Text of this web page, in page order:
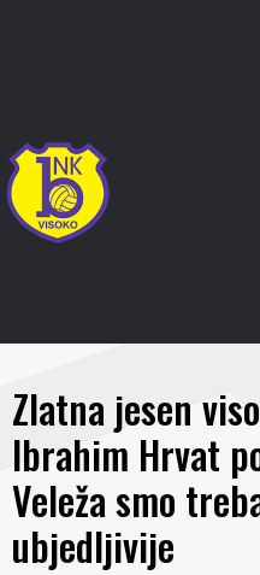
Zlatna jesen
Ibrahim Hrvat
Veleža smo
ubjedljivije